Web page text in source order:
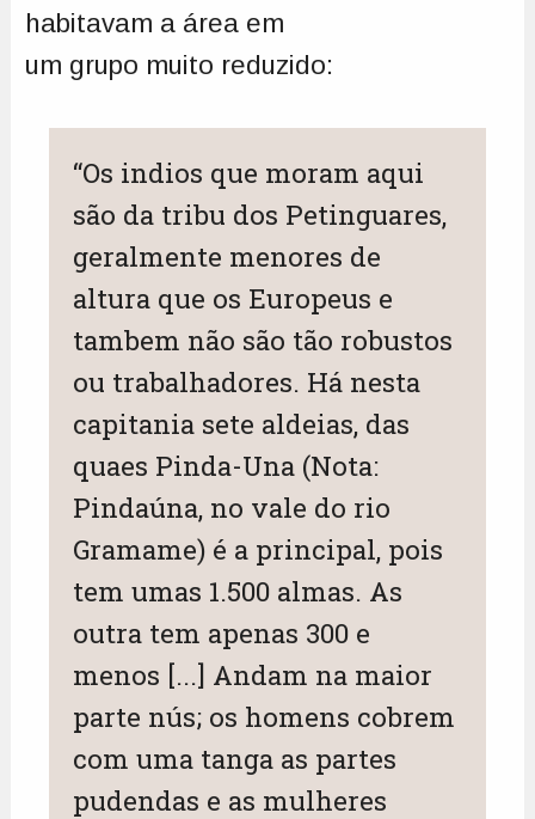
habitavam a área em
um grupo muito reduzido:
“Os indios que moram aqui
são da tribu dos Petinguares,
geralmente menores de
altura que os Europeus e
tambem não são tão robustos
ou trabalhadores. Há nesta
capitania sete aldeias, das
quaes Pinda-Una (Nota:
Pindaúna, no vale do rio
Gramame) é a principal, pois
tem umas 1.500 almas. As
outra tem apenas 300 e
menos [...] Andam na maior
parte nús; os homens cobrem
com uma tanga as partes
pudendas e as mulheres